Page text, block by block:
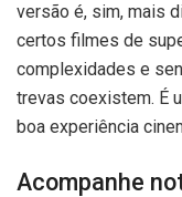
versão é, sim, mais
certos filmes de
complexidades e
trevas coexistem. É
boa experiência
Acompanhe